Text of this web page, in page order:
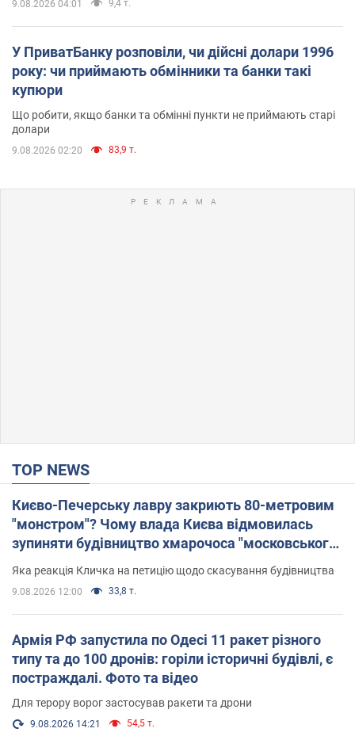
9.08.2026 04:01 9,4 т.
У ПриватБанку розповіли, чи дійсні долари 1996
року: чи приймають обмінники та банки такі
купюри
Що робити, якщо банки та обмінні пункти не приймають старі
долари
9.08.2026 02:20 83,9 т.
TOP NEWS
Києво-Печерську лавру закриють 80-метровим
"монстром"? Чому влада Києва відмовилась
зупиняти будівництво хмарочоса "московського
вірянина"
Яка реакція Кличка на петицію щодо скасування будівництва
9.08.2026 12:00 33,8 т.
Армія РФ запустила по Одесі 11 ракет різного
типу та до 100 дронів: горіли історичні будівлі, є
постраждалі. Фото та відео
Для терору ворог застосував ракети та дрони
9.08.2026 14:21 54,5 т.